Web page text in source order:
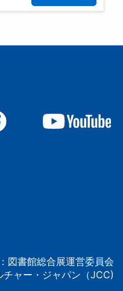
図書館総合展運営委員会
チャー・ジャパン（JCC)